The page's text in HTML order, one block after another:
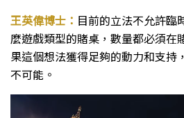
王英偉博士： 目前的立法不允許臨
麼遊戲類型的賭桌，數量都必須在
果這個想法獲得足夠的動力和支持
不可能。